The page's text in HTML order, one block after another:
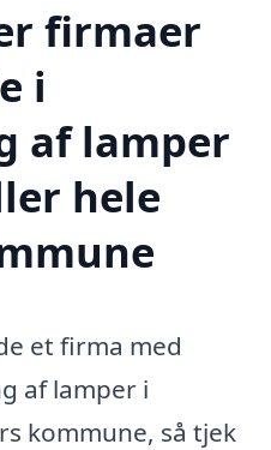
firmaer
i
af lamper
hele
et firma med
af lamper i
kommune, så tjek